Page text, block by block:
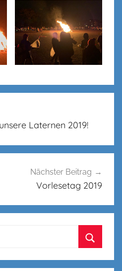
Laternen 2019!
Nächster Beitrag
Vorlesetag 2019